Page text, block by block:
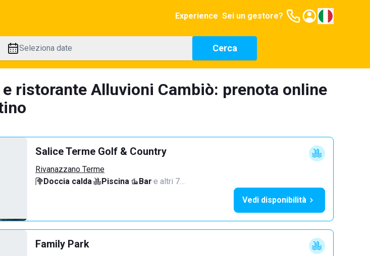
Experience Sei un gestore?
Seleziona date Cerca
ristorante Alluvioni Cambiò: prenota online
Salice Terme Golf & Country
Rivanazzano Terme
Doccia calda· Piscina· Bar·e altri 7…
Vedi disponibilità
Family Park